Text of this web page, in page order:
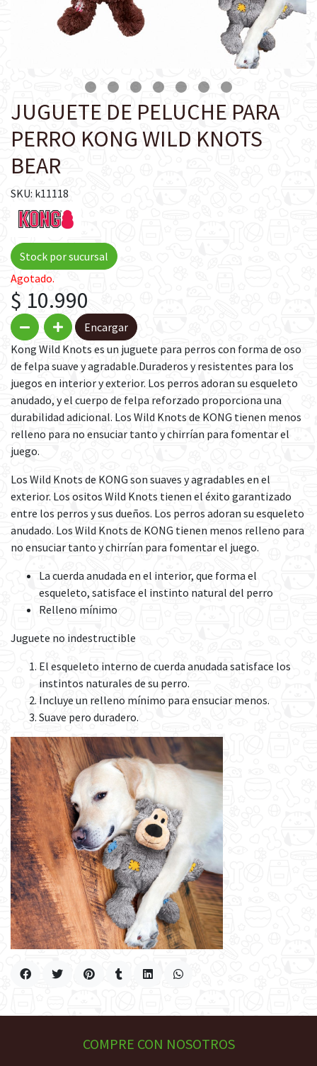
JUGUETE DE PELUCHE PARA
PERRO KONG WILD KNOTS
BEAR
SKU: k11118
Stock por sucursal
Agotado.
$ 10.990
Encargar
Kong Wild Knots es un juguete para perros con forma de oso
de felpa suave y agradable.Duraderos y resistentes para los
juegos en interior y exterior. Los perros adoran su esqueleto
anudado, y el cuerpo de felpa reforzado proporciona una
durabilidad adicional. Los Wild Knots de KONG tienen menos
relleno para no ensuciar tanto y chirrían para fomentar el
juego.
Los Wild Knots de KONG son suaves y agradables en el
exterior. Los ositos Wild Knots tienen el éxito garantizado
entre los perros y sus dueños. Los perros adoran su esqueleto
anudado. Los Wild Knots de KONG tienen menos relleno para
no ensuciar tanto y chirrían para fomentar el juego.
La cuerda anudada en el interior, que forma el
esqueleto, satisface el instinto natural del perro
Relleno mínimo
Juguete no indestructible
El esqueleto interno de cuerda anudada satisface los
instintos naturales de su perro.
Incluye un relleno mínimo para ensuciar menos.
Suave pero duradero.
COMPRE CON NOSOTROS